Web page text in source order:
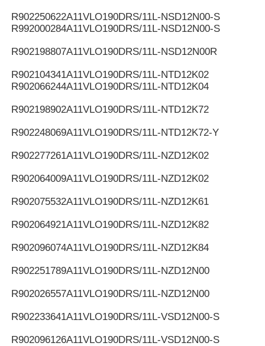
R902250622A11VLO190DRS/11L-NSD12N00-S
R992000284A11VLO190DRS/11L-NSD12N00-S
R902198807A11VLO190DRS/11L-NSD12N00R
R902104341A11VLO190DRS/11L-NTD12K02
R902066244A11VLO190DRS/11L-NTD12K04
R902198902A11VLO190DRS/11L-NTD12K72
R902248069A11VLO190DRS/11L-NTD12K72-Y
R902277261A11VLO190DRS/11L-NZD12K02
R902064009A11VLO190DRS/11L-NZD12K02
R902075532A11VLO190DRS/11L-NZD12K61
R902064921A11VLO190DRS/11L-NZD12K82
R902096074A11VLO190DRS/11L-NZD12K84
R902251789A11VLO190DRS/11L-NZD12N00
R902026557A11VLO190DRS/11L-NZD12N00
R902233641A11VLO190DRS/11L-VSD12N00-S
R902096126A11VLO190DRS/11L-VSD12N00-S